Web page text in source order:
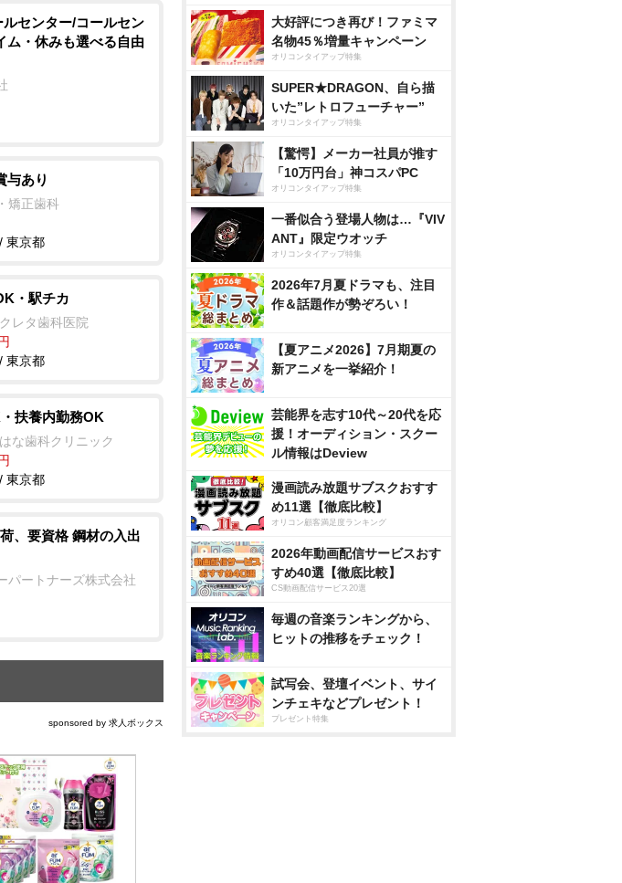
t
e
ルセンター/コールセン
ム・休みも選べる自由
与あり
矯正歯科
東京都
・駅チカ
レタ歯科医院
東京都
扶養内勤務OK
な歯科クリニック
東京都
、要資格 鋼材の入出
パートナーズ株式会社
sponsored by 求人ボックス
大好評につき再び！ファミマ
名物45％増量キャンペーン
オリコンタイアップ特集
SUPER★DRAGON、自ら描
いた”レトロフューチャー”
オリコンタイアップ特集
【驚愕】メーカー社員が推す
「10万円台」神コスパPC
オリコンタイアップ特集
一番似合う登場人物は…『VIV
ANT』限定ウオッチ
オリコンタイアップ特集
2026年7月夏ドラマも、注目
作＆話題作が勢ぞろい！
【夏アニメ2026】7月期夏の
新アニメを一挙紹介！
芸能界を志す10代～20代を応
援！オーディション・スクー
ル情報はDeview
漫画読み放題サブスクおすす
め11選【徹底比較】
オリコン顧客満足度ランキング
2026年動画配信サービスおす
すめ40選【徹底比較】
CS動画配信サービス20選
毎週の音楽ランキングから、
ヒットの推移をチェック！
試写会、登壇イベント、サイ
ンチェキなどプレゼント！
プレゼント特集